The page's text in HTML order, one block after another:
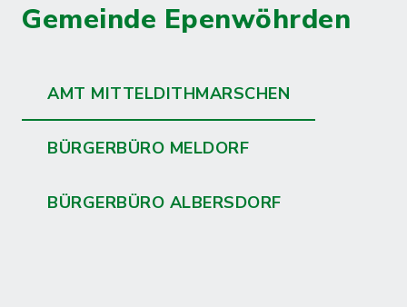
Gemeinde Epenwöhrden
AMT MITTELDITHMARSCHEN
BÜRGERBÜRO MELDORF
BÜRGERBÜRO ALBERSDORF